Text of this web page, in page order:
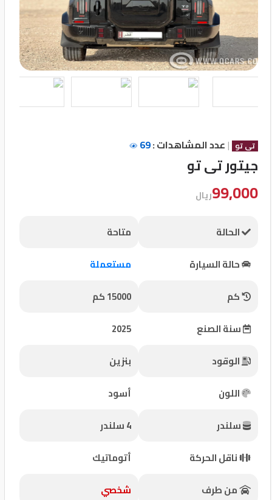
الدخول
English
مستثمري
المعارض
مميزة
إتصل
بنا
المنتدى
كيو
نمبر
تى تو | عدد المشاهدات :69
جيتور تى تو
99,000ريال
الحالة
متاحة
حالة السيارة
مستعملة
كم
15000 كم
سنة الصنع
2025
الوقود
بنزين
اللون
أسود
سلندر
4 سلندر
ناقل الحركة
أتوماتيك
من طرف
شخصي